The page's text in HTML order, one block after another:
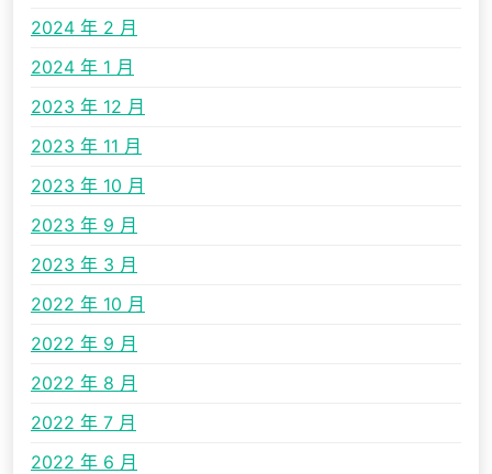
2024 年 2 月
2024 年 1 月
2023 年 12 月
2023 年 11 月
2023 年 10 月
2023 年 9 月
2023 年 3 月
2022 年 10 月
2022 年 9 月
2022 年 8 月
2022 年 7 月
2022 年 6 月